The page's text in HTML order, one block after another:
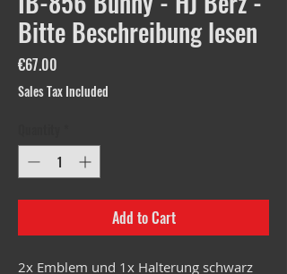
Bitte Beschreibung lesen
€67.00
Sales Tax Included
Add to Cart
2x Emblem und 1x Halterung schwarz